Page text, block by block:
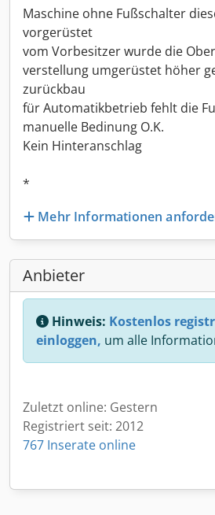
Maschine ohne Fußschalter
vorgerüstet
vom Vorbesitzer wurde die
verstellung umgerüstet höher
zurückbau
für Automatikbetrieb fehlt die
manuelle Bedinung O.K.
Kein Hinteranschlag
*
Mehr Informationen
Anbieter
Hinweis: Kostenlos
einloggen, um alle
Zuletzt online: Gestern
Registriert seit: 2012
767 Inserate online